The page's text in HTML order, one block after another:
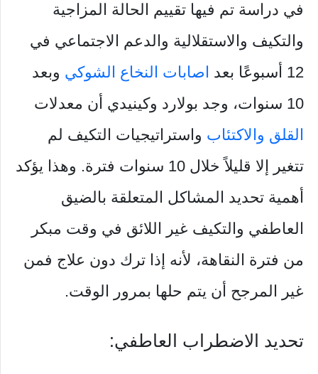
في دراسة تم فيها تقييم الحالة المزاجية
والتكيف والاستقلالية والدعم الاجتماعي في
12 أسبوعًا بعد
اصابات النخاع الشوكي وبعد
10 سنوات، وجد بولارد وكينيدي أن معدلات
القلق والاكتئاب واستراتيجيات التكيف لم
تتغير إلا قليلاً خلال 10 سنوات فترة. وهذا يؤكد
أهمية تحديد المشاكل المتعلقة بالضيق
العاطفي والتكيف غير اللائق في وقت مبكر
من فترة النقاهة، لأنه إذا ترك دون علاج فمن
غير المرجح أن يتم حلها بمرور الوقت.
تحديد الاضطراب العاطفي: